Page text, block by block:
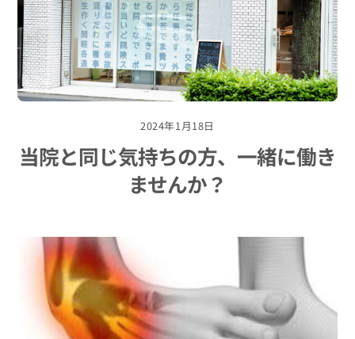
2024年1月18日
当院と同じ気持ちの方、一緒に働き
ませんか？